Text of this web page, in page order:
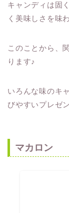
キャンディは固
く美味しさを味
このことから、
ります♪
いろんな味のキ
びやすいプレゼ
マカロン